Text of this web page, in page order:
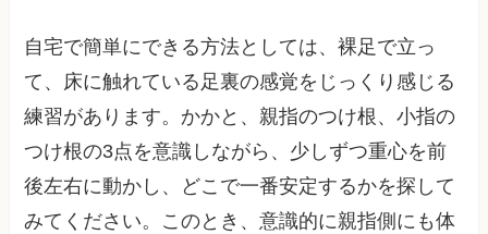
自宅で簡単にできる方法としては、裸足で立っ
て、床に触れている足裏の感覚をじっくり感じる
練習があります。かかと、親指のつけ根、小指の
つけ根の3点を意識しながら、少しずつ重心を前
後左右に動かし、どこで一番安定するかを探して
みてください。このとき、意識的に親指側にも体